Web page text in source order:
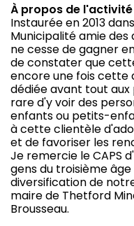
À propos de l'activité
Instaurée en 2013
Municipalité amie
ne cesse de gagner
de constater que
encore une fois cette
dédiée avant tout aux
rare d'y voir des
enfants ou petits-
à cette clientèle
et de favoriser les
Je remercie le CAPS
gens du troisième
diversification de
maire de Thetford
Brousseau.